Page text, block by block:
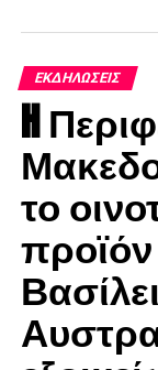
UP NEXT
Διεθνής Ημέρα
DON'T MISS
ΕΚΤΑΚΤΟ:
ΕΚΔΗΛΏΣΕΙΣ
H
το